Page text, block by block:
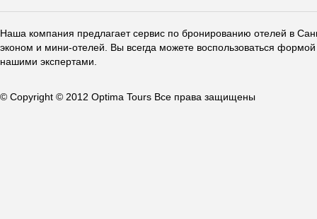
Наша компания предлагает сервис по бронированию отелей в
эконом и мини-отелей. Вы всегда можете воспользоваться
нашими экспертами.
© Copyright © 2012 Optima Tours Все права защищены